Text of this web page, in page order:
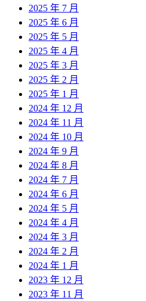
2025 年 7 月
2025 年 6 月
2025 年 5 月
2025 年 4 月
2025 年 3 月
2025 年 2 月
2025 年 1 月
2024 年 12 月
2024 年 11 月
2024 年 10 月
2024 年 9 月
2024 年 8 月
2024 年 7 月
2024 年 6 月
2024 年 5 月
2024 年 4 月
2024 年 3 月
2024 年 2 月
2024 年 1 月
2023 年 12 月
2023 年 11 月